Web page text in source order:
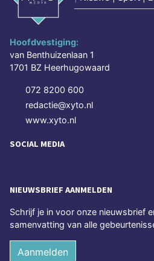
Hoofdvestiging:
van Benthuizenlaan 1
1701 BZ Heerhugowaard
072 8200 600
redactie@xyto.nl
www.xyto.nl
SOCIAL MEDIA
NIEUWSBRIEF AANMELDEN
Schrijf je in voor onze nieuwsbrief
samenvatting van alle
Aanmelden